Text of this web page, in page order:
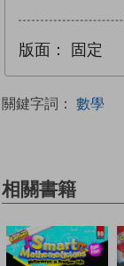
版面： 固定
關鍵字詞： 數學
相關書籍